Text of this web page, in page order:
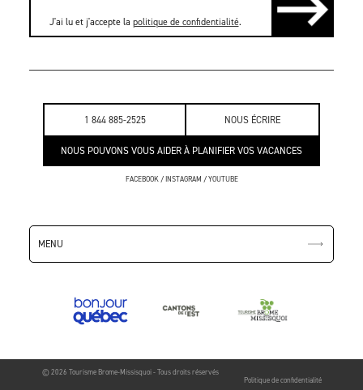
1 844 885-2525 NOUS ÉCRIRE
NOUS POUVONS VOUS AIDER À PLANIFIER VOS VACANCES
FACEBOOK/INSTAGRAM /YOUTUBE
MENU
© 2026 Tourisme Brome-Missisquoi - Tous droits réservés
Politique de confidentialité
J'ai lu et j'accepte la politique de confidentialité.